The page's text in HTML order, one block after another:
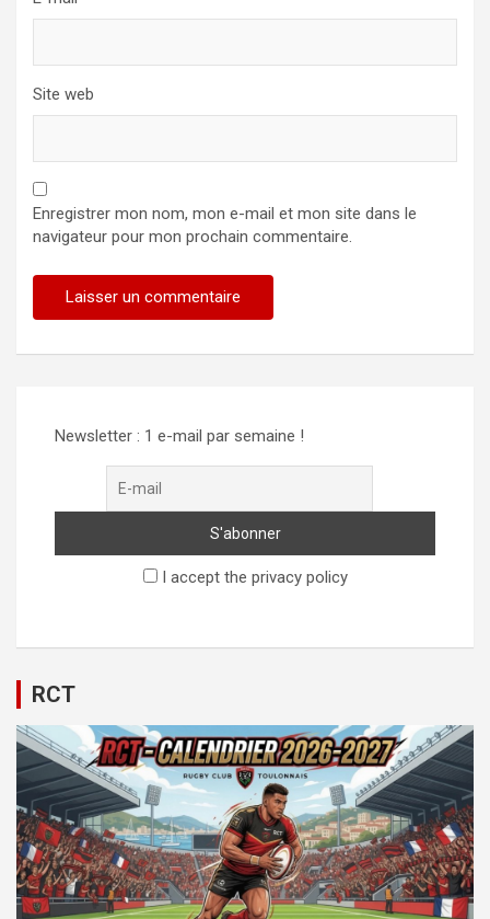
Site web
Enregistrer mon nom, mon e-mail et mon site dans le
navigateur pour mon prochain commentaire.
Newsletter : 1 e-mail par semaine !
I accept the privacy policy
RCT